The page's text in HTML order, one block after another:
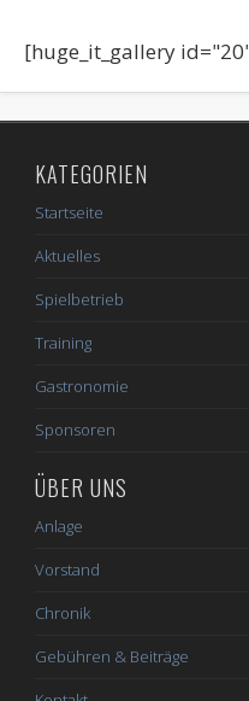
[huge_it_gallery
KATEGORIEN
Startseite
Aktuelles
Spielbetrieb
Training
Gastronomie
Sponsoren
ÜBER UNS
Anlage
Vorstand
Chronik
Gebühren & Beiträge